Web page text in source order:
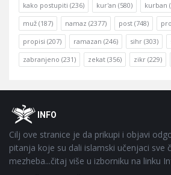
kako postupiti (236) kur'an (580) kurban
muž (187) namaz (2377) post (748)
propisi (207) ramazan (246) sihr (303)
zabranjeno (231) zekat (356) zikr (229)
FooterOINFO
Cilj ove stranice je da prikupi i objavi
pitanja koje su dali islamski učenjaci sve
mezheba...čitaj više u izborniku na linku